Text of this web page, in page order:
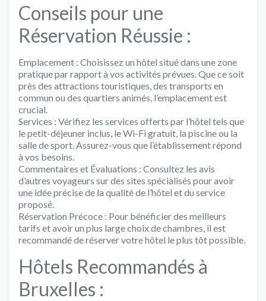
Conseils pour une
Réservation Réussie :
Emplacement : Choisissez un hôtel situé dans une zone
pratique par rapport à vos activités prévues. Que ce soit
près des attractions touristiques, des transports en
commun ou des quartiers animés, l’emplacement est
crucial.
Services : Vérifiez les services offerts par l’hôtel tels que
le petit-déjeuner inclus, le Wi-Fi gratuit, la piscine ou la
salle de sport. Assurez-vous que l’établissement répond
à vos besoins.
Commentaires et Évaluations : Consultez les avis
d’autres voyageurs sur des sites spécialisés pour avoir
une idée précise de la qualité de l’hôtel et du service
proposé.
Réservation Précoce : Pour bénéficier des meilleurs
tarifs et avoir un plus large choix de chambres, il est
recommandé de réserver votre hôtel le plus tôt possible.
Hôtels Recommandés à
Bruxelles :